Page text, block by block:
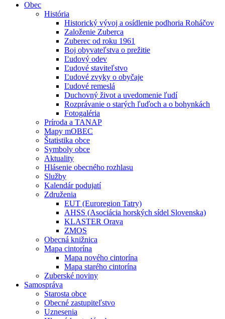
Obec
História
Historický vývoj a osídlenie podhoria Roháčov
Založenie Zuberca
Zuberec od roku 1961
Boj obyvateľstva o prežitie
Ľudový odev
Ľudové staviteľstvo
Ľudové zvyky o obyčaje
Ľudové remeslá
Duchovný život a uvedomenie ľudí
Rozprávanie o starých ľuďoch a o bohynkách
Fotogaléria
Príroda a TANAP
Mapy mOBEC
Štatistika obce
Symboly obce
Aktuality
Hlásenie obecného rozhlasu
Služby
Kalendár podujatí
Združenia
EUT (Euroregion Tatry)
AHSS (Asociácia horských sídel Slovenska)
KLASTER Orava
ZMOS
Obecná knižnica
Mapa cintorína
Mapa nového cintorína
Mapa starého cintorína
Zuberské noviny
Samospráva
Starosta obce
Obecné zastupiteľstvo
Uznesenia